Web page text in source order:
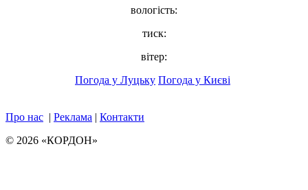
вологість:
тиск:
вітер:
Погода у Луцьку Погода у Києві
Про нас | Реклама | Контакти
© 2026 «КОРДОН»